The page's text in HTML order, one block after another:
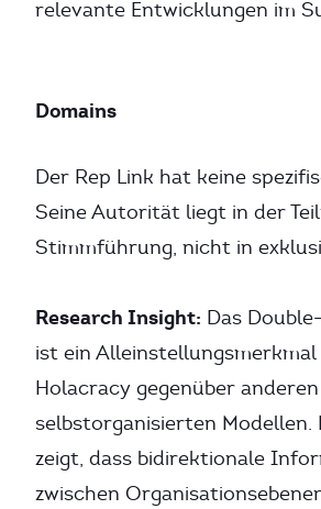
relevante Entwicklungen im
Domains
Der Rep Link hat keine
Seine Autorität liegt in der
Stimmführung, nicht in
Research Insight: Das
ist ein Alleinstellungsmerkmal
Holacracy gegenüber anderen
selbstorganisierten Modellen.
zeigt, dass bidirektionale
zwischen